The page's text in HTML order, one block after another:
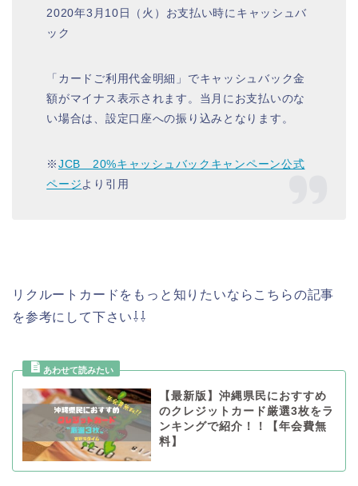
2020年3月10日（火）お支払い時にキャッシュバ
ック
「カードご利用代金明細」でキャッシュバック金
額がマイナス表示されます。当月にお支払いのな
い場合は、設定口座への振り込みとなります。
※JCB 20%キャッシュバックキャンペーン公式
ページより引用
リクルートカードをもっと知りたいならこちらの記事
を参考にして下さい⇩⇩
【最新版】沖縄県民におすすめ
のクレジットカード厳選3枚をラ
ンキングで紹介！！【年会費無
料】